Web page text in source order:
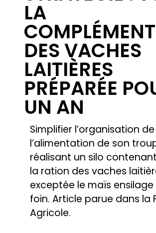
POLLEN MÉLANGE
LA NOURRITURE
LOCALE
Avoir recours aux coproduits des
industries alimentaires locales
pour ses rations lait ou
engraissement en voie humide,
technicité, à la fois pour élaborer
les rations performantes et
confectionner les silos. Sauf si on
fait appel à la société Pollen…
Date :